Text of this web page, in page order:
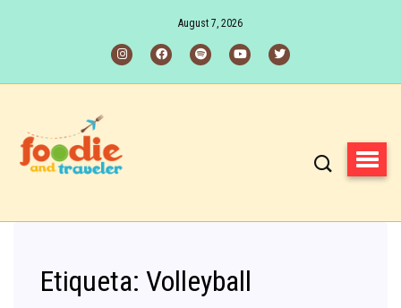
August 7, 2026
Etiqueta: Volleyball